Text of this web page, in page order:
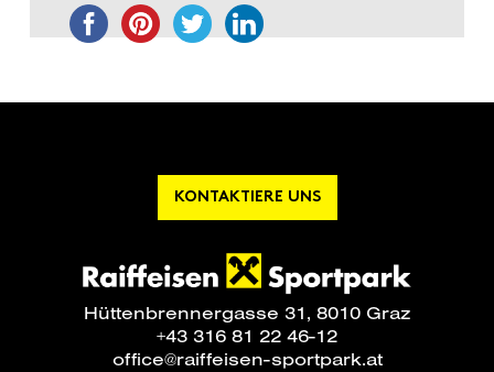
KONTAKTIERE UNS
Hüttenbrennergasse 31, 8010 Graz
+43 316 81 22 46-12
office@raiffeisen-sportpark.at